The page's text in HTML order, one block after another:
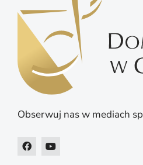
Obserwuj nas w mediach